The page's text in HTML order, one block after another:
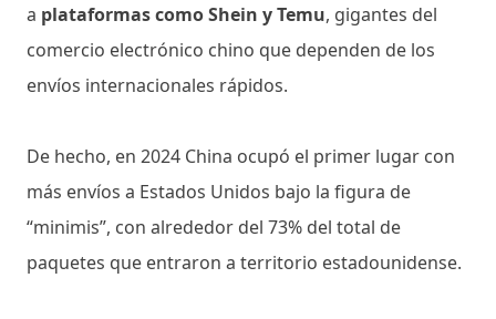
a plataformas como Shein y Temu, gigantes del
comercio electrónico chino que dependen de los
envíos internacionales rápidos.
De hecho, en 2024 China ocupó el primer lugar con
más envíos a Estados Unidos bajo la figura de
“minimis”, con alrededor del 73% del total de
paquetes que entraron a territorio estadounidense.